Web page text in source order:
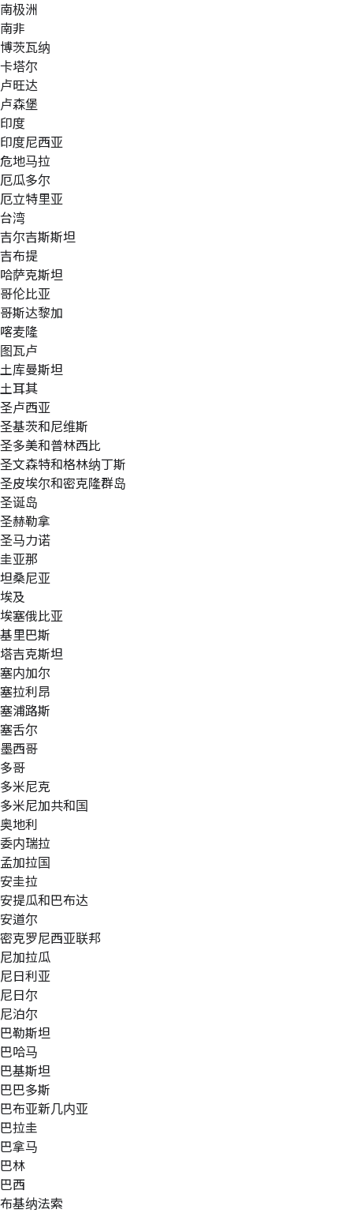
南极洲
南非
博茨瓦纳
卡塔尔
卢旺达
卢森堡
印度
印度尼西亚
危地马拉
厄瓜多尔
厄立特里亚
台湾
吉尔吉斯斯坦
吉布提
哈萨克斯坦
哥伦比亚
哥斯达黎加
喀麦隆
图瓦卢
土库曼斯坦
土耳其
圣卢西亚
圣基茨和尼维斯
圣多美和普林西比
圣文森特和格林纳丁斯
圣皮埃尔和密克隆群岛
圣诞岛
圣赫勒拿
圣马力诺
圭亚那
坦桑尼亚
埃及
埃塞俄比亚
基里巴斯
塔吉克斯坦
塞内加尔
塞拉利昂
塞浦路斯
塞舌尔
墨西哥
多哥
多米尼克
多米尼加共和国
奥地利
委内瑞拉
孟加拉国
安圭拉
安提瓜和巴布达
安道尔
密克罗尼西亚联邦
尼加拉瓜
尼日利亚
尼日尔
尼泊尔
巴勒斯坦
巴哈马
巴基斯坦
巴巴多斯
巴布亚新几内亚
巴拉圭
巴拿马
巴林
巴西
布基纳法索